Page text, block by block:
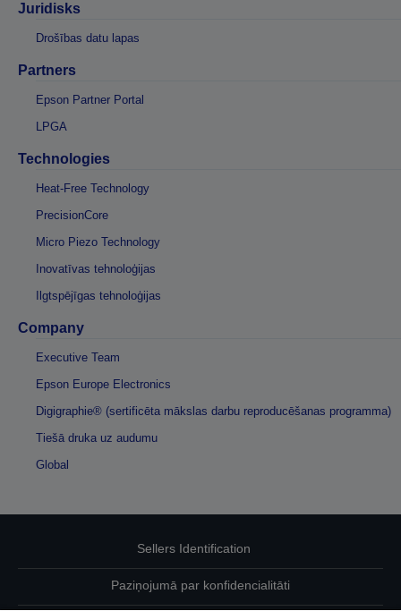
Juridisks
Drošības datu lapas
Partners
Epson Partner Portal
LPGA
Technologies
Heat-Free Technology
PrecisionCore
Micro Piezo Technology
Inovatīvas tehnoloģijas
Ilgtspējīgas tehnoloģijas
Company
Executive Team
Epson Europe Electronics
Digigraphie® (sertificēta mākslas darbu reproducēšanas programma)
Tiešā druka uz audumu
Global
Sellers Identification
Paziņojumā par konfidencialitāti